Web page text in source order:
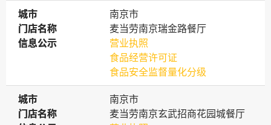
城市
城市
南京市
门店名称
门店名称
麦当劳南京瑞金路餐厅
信息公示
信息公示
营业执照
食品经营许可证
食品安全监督量化分级
城市
城市
南京市
门店名称
门店名称
麦当劳南京玄武招商花园城餐厅